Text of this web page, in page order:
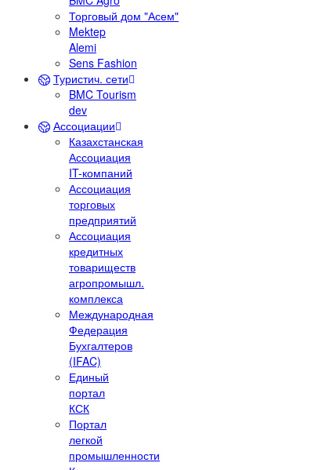
Торговый дом "Асем"
Mektep
Alemi
Sens Fashion
Туристич. сети
BMC Tourism
dev
Ассоциации
Казахстанская
Ассоциация
IT-компаний
Ассоциация
торговых
предприятий
Ассоциация
кредитных
товариществ
агропромышл.
комплекса
Международная
Федерация
Бухгалтеров
(IFAC)
Единый
портал
КСК
Портал
легкой
промышленности